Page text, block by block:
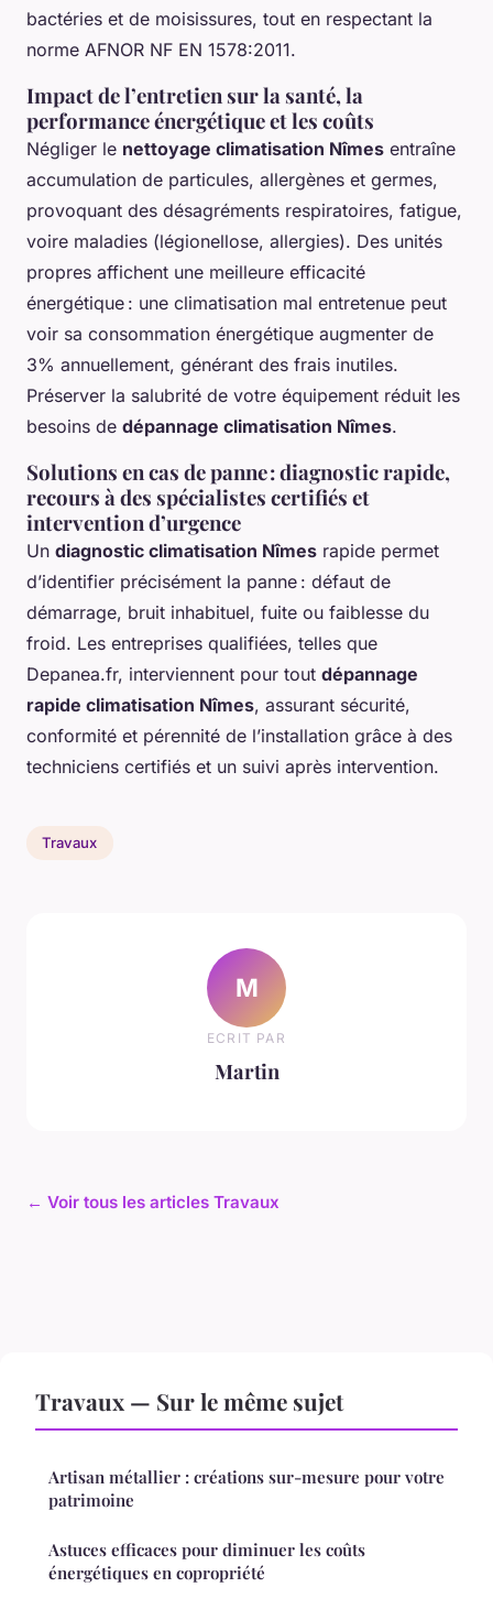
bactéries et de moisissures, tout en respectant la
norme AFNOR NF EN 1578:2011.
Impact de l’entretien sur la santé, la
performance énergétique et les coûts
Négliger le nettoyage climatisation Nîmes entraîne
accumulation de particules, allergènes et germes,
provoquant des désagréments respiratoires, fatigue,
voire maladies (légionellose, allergies). Des unités
propres affichent une meilleure efficacité
énergétique : une climatisation mal entretenue peut
voir sa consommation énergétique augmenter de
3% annuellement, générant des frais inutiles.
Préserver la salubrité de votre équipement réduit les
besoins de dépannage climatisation Nîmes.
Solutions en cas de panne : diagnostic rapide,
recours à des spécialistes certifiés et
intervention d’urgence
Un diagnostic climatisation Nîmes rapide permet
d’identifier précisément la panne : défaut de
démarrage, bruit inhabituel, fuite ou faiblesse du
froid. Les entreprises qualifiées, telles que
Depanea.fr, interviennent pour tout dépannage
rapide climatisation Nîmes, assurant sécurité,
conformité et pérennité de l’installation grâce à des
techniciens certifiés et un suivi après intervention.
Travaux
M
ECRIT PAR
Martin
← Voir tous les articles Travaux
Travaux — Sur le même sujet
Artisan métallier : créations sur-mesure pour votre
patrimoine
Astuces efficaces pour diminuer les coûts
énergétiques en copropriété